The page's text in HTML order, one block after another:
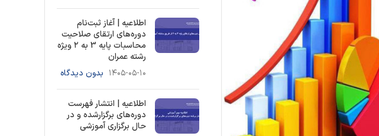
اطلاعیه | آغاز ثبت‌نام
دوره‌های ارتقای صلاحیت
محاسبات پایه 3 به ۲ ویژه
رشته عمران
۱۴۰۵-۰۵-۱۰ بدون دیدگاه
اطلاعیه | انتشار فهرست
دوره‌های برگزارشده و در
حال برگزاری آموزشی